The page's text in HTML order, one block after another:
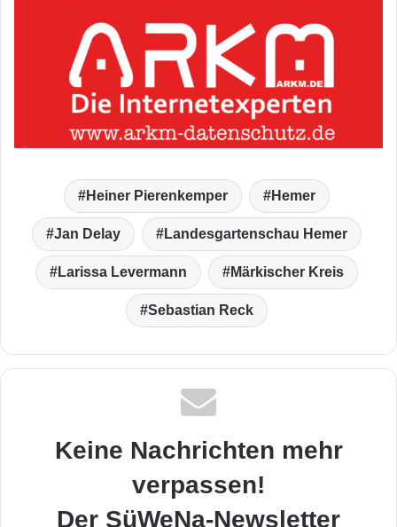
Heiner Pierenkemper Hemer
Jan Delay Landesgartenschau Hemer
Larissa Levermann Märkischer Kreis
Sebastian Reck
Keine Nachrichten mehr
verpassen!
Der SüWeNa-Newsletter